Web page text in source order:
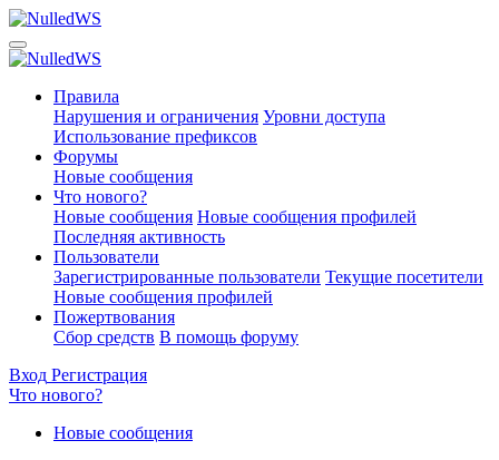
Правила
Нарушения и ограничения Уровни доступа
Использование префиксов
Форумы
Новые сообщения
Что нового?
Новые сообщения Новые сообщения профилей
Последняя активность
Пользователи
Зарегистрированные пользователи Текущие посетители
Новые сообщения профилей
Пожертвования
Сбор средств В помощь форуму
Вход Регистрация
Что нового?
Новые сообщения